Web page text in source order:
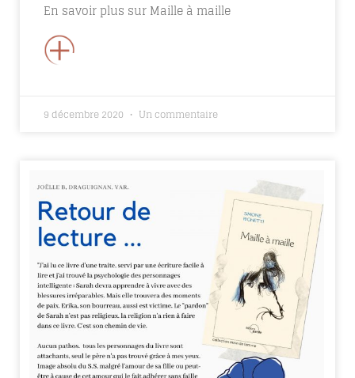
En savoir plus sur Maille à maille
+
9 décembre 2020 Un commentaire